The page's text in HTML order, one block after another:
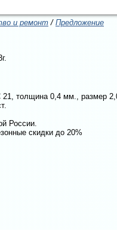
и ремонт/Предложение
толщина 0,4 мм., размер
России.
скидки до 20%